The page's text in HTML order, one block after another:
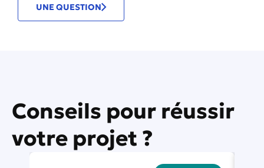
UNE QUESTION
Conseils pour réussir
votre projet ?